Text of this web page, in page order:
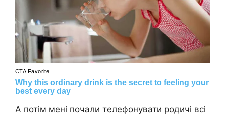
А потім мені почали телефонувати родичі всі